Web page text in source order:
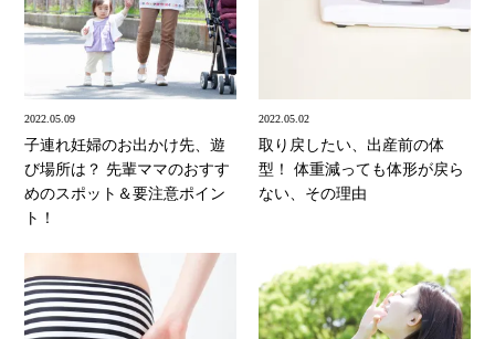
2022.05.09
子連れ妊婦のお出かけ先、遊
び場所は？ 先輩ママのおすす
めのスポット＆要注意ポイン
ト！
2022.05.02
取り戻したい、出産前の体
型！ 体重減っても体形が戻ら
ない、その理由